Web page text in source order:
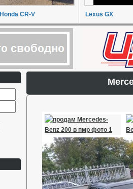
Honda CR-V Lexus GX